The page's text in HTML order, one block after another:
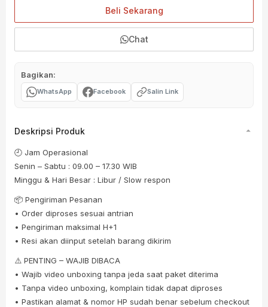
Beli Sekarang
Chat
Bagikan:
WhatsApp Facebook Salin Link
Deskripsi Produk
🕘 Jam Operasional
Senin – Sabtu : 09.00 – 17.30 WIB
Minggu & Hari Besar : Libur / Slow respon
📦 Pengiriman Pesanan
• Order diproses sesuai antrian
• Pengiriman maksimal H+1
• Resi akan diinput setelah barang dikirim
⚠️ PENTING – WAJIB DIBACA
• Wajib video unboxing tanpa jeda saat paket diterima
• Tanpa video unboxing, komplain tidak dapat diproses
• Pastikan alamat & nomor HP sudah benar sebelum checkout